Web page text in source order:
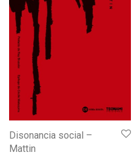
Disonancia social –
Mattin